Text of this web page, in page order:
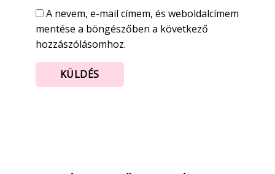
A nevem, e-mail címem, és weboldalcímem
mentése a böngészőben a következő
hozzászólásomhoz.